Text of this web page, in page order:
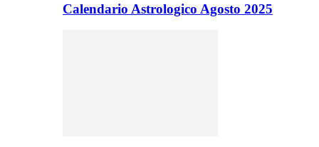
Calendario Astrologico Agosto 2025